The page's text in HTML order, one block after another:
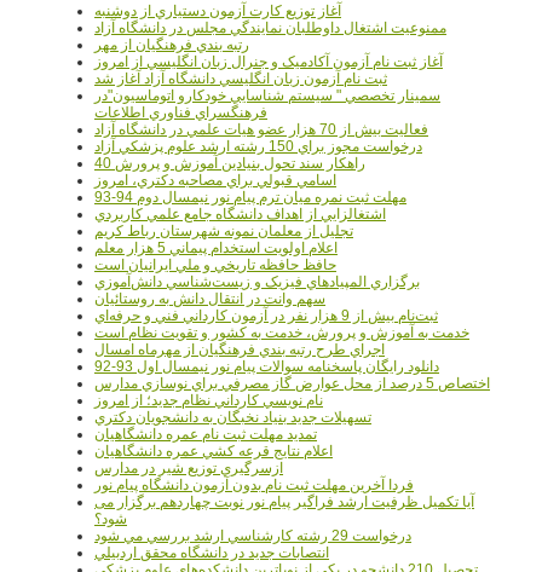
آغاز توزيع کارت آزمون دستياري از دوشنبه
ممنوعيت اشتغال داوطلبان نمايندگي مجلس در دانشگاه آزاد
رتبه بندي فرهنگيان از مهر
آغاز ثبت نام آزمون آکادميک و جنرال زبان انگليسي از امروز
ثبت نام آزمون زبان انگليسي دانشگاه آزاد آغاز شد
سمينار تخصصي " سيستم شناسايي خودکارو اتوماسيون"در
فرهنگسراي فناوري اطلاعات
فعاليت بيش از 70 هزار عضو هيات علمي در دانشگاه آزاد
درخواست مجوز براي 150 رشته ارشد علوم پزشکي آزاد
40 راهکار سند تحول بنيادين آموزش و پرورش
اسامي قبولي براي مصاحبه دکتري، امروز
مهلت ثبت نمره میان ترم پیام نور نیمسال دوم 94-93
اشتغالزايي از اهداف دانشگاه جامع علمي کاربردي
تجليل از معلمان نمونه شهرستان رباط کريم
اعلام اولويت استخدام پيماني 5 هزار معلم
حافظ حافظه تاريخي و ملي ايرانيان است
برگزاري المپيادهاي فيزيک و زيست‌شناسي دانش‌آموزي
سهم وانت در انتقال دانش به روستائيان
ثبت‌نام بيش از 9 هزار نفر در آزمون کارداني فني و حرفه‌اي
خدمت به آموزش و پرورش، خدمت به کشور و تقويت نظام است
اجراي طرح رتبه بندي فرهنگيان از مهرماه امسال
دانلود رایگان پاسخنامه سوالات پیام نور نیمسال اول 93-92
اختصاص 5 درصد از محل عوارض گاز مصرفي براي نوسازي مدارس
نام نويسي کارداني نظام جديد؛ از امروز
تسهيلات جديد بنياد نخبگان به دانشجويان دکتري
تمديد مهلت ثبت نام عمره دانشگاهيان
اعلام نتايج قرعه کشي عمره دانشگاهيان
ازسرگيري توزيع شير در مدارس
فردا آخرین مهلت ثبت نام بدون آزمون دانشگاه پیام نور
آیا تکمیل ظرفیت ارشد فراگیر پیام نور نوبت چهاردهم برگزار می
شود؟
درخواست 29 رشته کارشناسي ارشد بررسي مي شود
انتصابات جديد در دانشگاه محقق اردبيلي